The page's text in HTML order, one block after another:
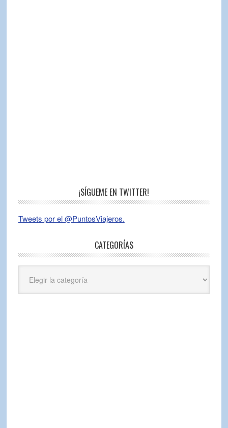
¡SÍGUEME EN TWITTER!
Tweets por el @PuntosViajeros.
CATEGORÍAS